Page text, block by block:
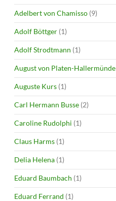
Adelbert von Chamisso (9)
Adolf Böttger (1)
Adolf Strodtmann (1)
August von Platen-Hallermünde
Auguste Kurs (1)
Carl Hermann Busse (2)
Caroline Rudolphi (1)
Claus Harms (1)
Delia Helena (1)
Eduard Baumbach (1)
Eduard Ferrand (1)